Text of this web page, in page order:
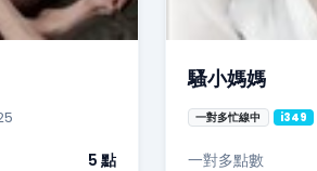
5 點
騷小媽媽
一對多忙線中 i349
一對多點數